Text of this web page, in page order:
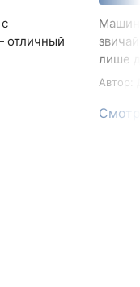
отличный
лише
Автор: